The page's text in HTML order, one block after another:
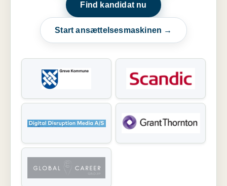
Find kandidat nu
Start ansættelsesmaskinen →